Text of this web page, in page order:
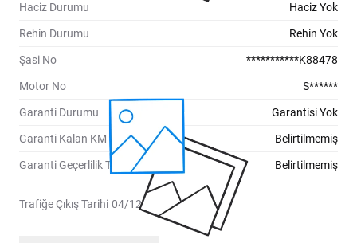
Haciz Durumu Haciz Yok
Rehin Durumu Rehin Yok
Şasi No ***********K88478
Motor No S******
Garanti Durumu Garantisi Yok
Garanti Kalan KM Belirtilmemiş
Garanti Geçerlilik Tarihi Belirtilmemiş
Trafiğe Çıkış Tarihi 04/12/2025